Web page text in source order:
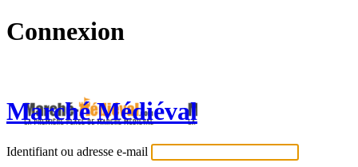
Connexion
Marché Médiéval
Identifiant ou adresse e-mail